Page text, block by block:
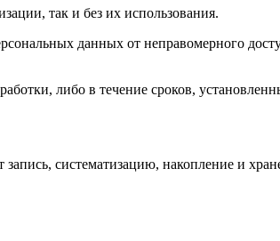
так и без их использования.
данных от неправомерного
либо в течение сроков,
систематизацию, накопление и